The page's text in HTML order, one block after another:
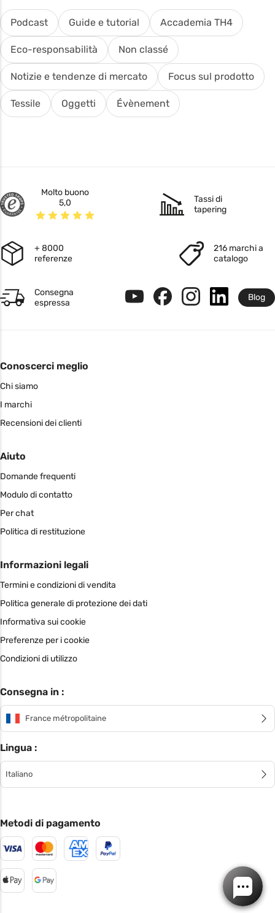
Podcast Guide e tutorial Accademia TH4
Eco-responsabilità Non classé
Notizie e tendenze di mercato Focus sul prodotto
Tessile Oggetti Évènement
Molto buono
5,0
Tassi di
tapering
+ 8000
referenze
216 marchi a
catalogo
Consegna
espressa
Blog
Conoscerci meglio
Chi siamo
I marchi
Recensioni dei clienti
Aiuto
Domande frequenti
Modulo di contatto
Per chat
Politica di restituzione
Informazioni legali
Termini e condizioni di vendita
Politica generale di protezione dei dati
Informativa sui cookie
Preferenze per i cookie
Condizioni di utilizzo
Consegna in :
France métropolitaine
Lingua :
Italiano
Metodi di pagamento